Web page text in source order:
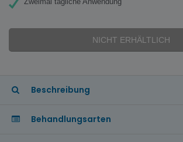
NICHT ERHÄLTLICH
Beschreibung
Behandlungsarten